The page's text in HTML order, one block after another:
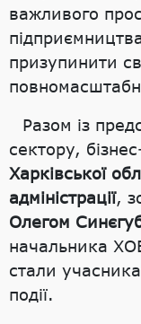
важливого
призупинити
Разом із
сектору,
Харківської
адміністрації,
Олегом
начальника
стали
події.